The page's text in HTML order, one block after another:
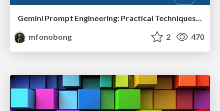
Gemini Prompt Engineering: Practical Techniques for Tangible AI Outcomes
mfonobong
2 470